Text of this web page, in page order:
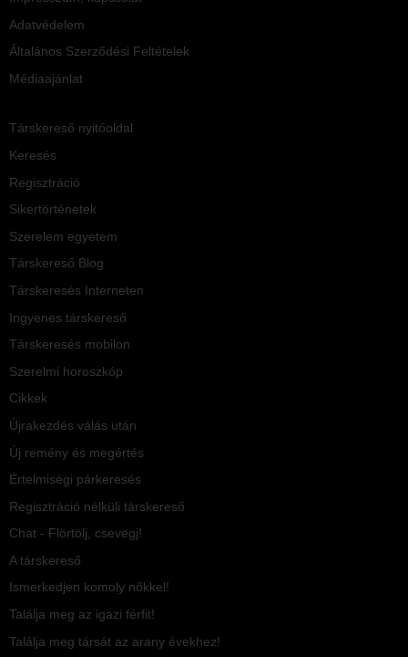
Adatvédelem
Általános Szerződési Feltételek
Médiaajánlat
Társkereső nyitóoldal
Keresés
Regisztráció
Sikertörténetek
Szerelem egyetem
Társkereső Blog
Társkeresés Interneten
Ingyenes társkereső
Társkeresés mobilon
Szerelmi horoszkóp
Cikkek
Újrakezdés válás után
Új remény és megértés
Értelmiségi párkeresés
Regisztráció nélküli társkereső
Chat - Flörtölj, csevegj!
A társkereső
Ismerkedjen komoly nőkkel!
Találja meg az igazi férfit!
Találja meg társát az arany évekhez!